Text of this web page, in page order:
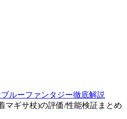
ルーファンタジー徹底解説
マギサ杖)の評価/性能検証まとめ